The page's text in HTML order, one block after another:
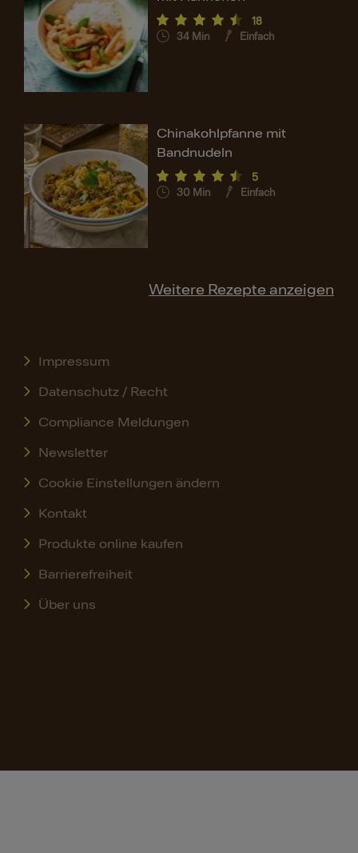
18
34 Min Einfach
Chinakohlpfanne mit
Bandnudeln
5
30 Min Einfach
Weitere Rezepte anzeigen
Impressum
Datenschutz / Recht
Compliance Meldungen
Newsletter
Cookie Einstellungen ändern
Kontakt
Produkte online kaufen
Barrierefreiheit
Über uns